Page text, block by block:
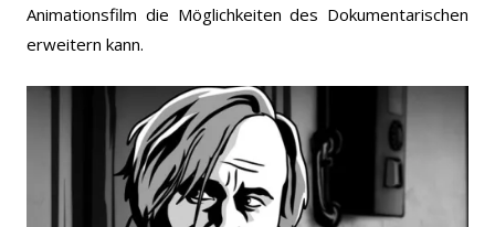
Animationsfilm die Möglichkeiten des Dokumentarischen
erweitern kann.